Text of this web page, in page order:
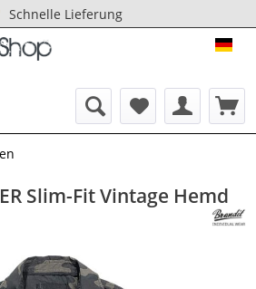
Schnelle Lieferung
Slim-Fit Vintage Hemd